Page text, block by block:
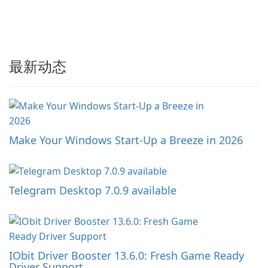
最新动态
Make Your Windows Start-Up a Breeze in 2026
Telegram Desktop 7.0.9 available
IObit Driver Booster 13.6.0: Fresh Game Ready